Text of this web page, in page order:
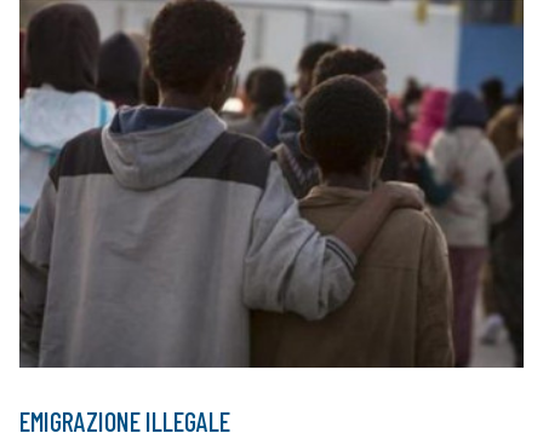
EMIGRAZIONE ILLEGALE